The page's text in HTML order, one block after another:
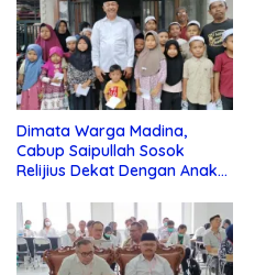
Dimata Warga Madina,
Cabup Saipullah Sosok
Relijius Dekat Dengan Anak